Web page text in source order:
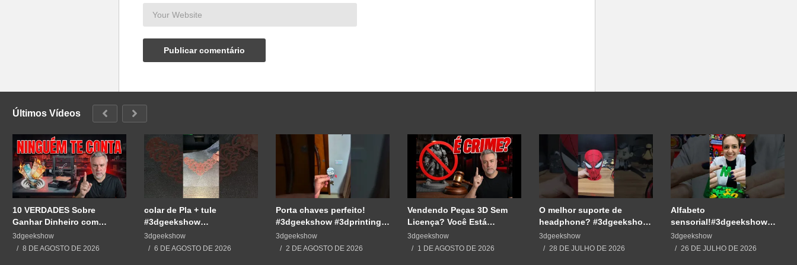
Últimos Vídeos
10 VERDADES Sobre
Ganhar Dinheiro com
Impressão 3D
3dgeekshow
8 DE AGOSTO DE 2026
colar de Pla + tule
#3dgeekshow
#impressão3d #3dprint
#3dprinting #impresion3d
3dgeekshow
6 DE AGOSTO DE 2026
Porta chaves perfeito!
#3dgeekshow #3dprinting
#3dprint #impressão3d
#impresion3d
3dgeekshow
2 DE AGOSTO DE 2026
Vendendo Peças 3D Sem
Licença? Você Está
Cometendo um Erro GRAVE
3dgeekshow
1 DE AGOSTO DE 2026
O melhor suporte de
headphone? #3dgeekshow
#impressão3d #3dprinting
#3dprint #spiderman
3dgeekshow
28 DE JULHO DE 2026
Alfabeto
sensorial!#3dgeekshow
#3dprinting #3dprint
#impressão3d #educação
3dgeekshow
26 DE JULHO DE 2026